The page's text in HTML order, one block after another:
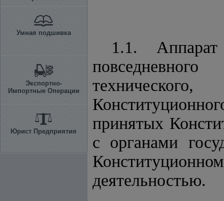
Умная подшивка
Экспортно-
Импортные Операции
Юрист Предприятия
1.1.
повседневного
технического,
принятых
с органами
деятельностью.